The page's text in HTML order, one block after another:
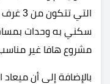
التي
سكني به وحدات
مشروع هافا غير مناسب
بالإضافة إلى أن